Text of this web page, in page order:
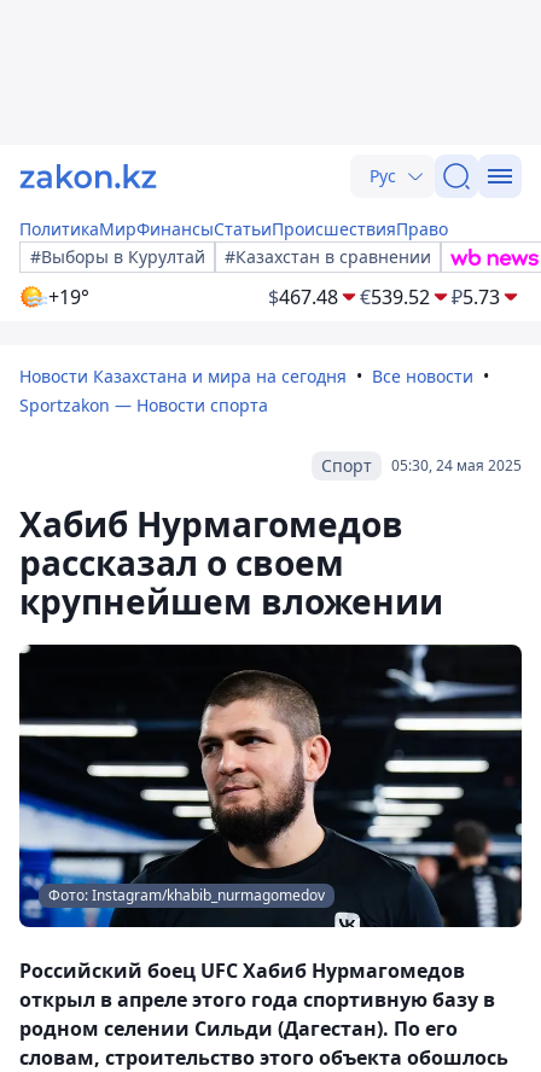
Рус
ПолитикаМирФинансыСтатьиПроисшествияПраво
#Выборы в Курултай
#Казахстан в сравнении
+19° $467.48 €539.52 ₽5.73
Новости Казахстана и мира на сегодня
Все новости
Sportzakon — Новости спорта
05:30, 24 мая 2025
Спорт
Хабиб Нурмагомедов
рассказал о своем
крупнейшем вложении
Фото: Instagram/khabib_nurmagomedov
Российский боец UFC Хабиб Нурмагомедов
открыл в апреле этого года спортивную базу в
родном селении Сильди (Дагестан). По его
словам, строительство этого объекта обошлось